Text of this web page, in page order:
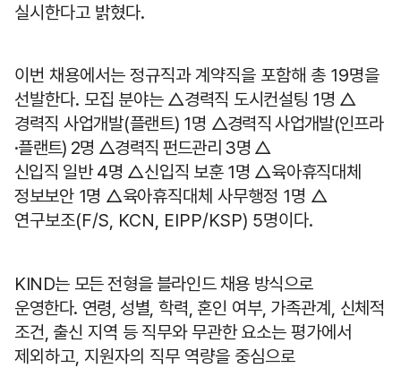
실시한다고 밝혔다.
이번 채용에서는 정규직과 계약직을 포함해 총 19명을
선발한다. 모집 분야는 △경력직 도시컨설팅 1명 △
경력직 사업개발(플랜트) 1명 △경력직 사업개발(인프라
·플랜트) 2명 △경력직 펀드관리 3명 △
신입직 일반 4명 △신입직 보훈 1명 △육아휴직대체
정보보안 1명 △육아휴직대체 사무행정 1명 △
연구보조(F/S, KCN, EIPP/KSP) 5명이다.
KIND는 모든 전형을 블라인드 채용 방식으로
운영한다. 연령, 성별, 학력, 혼인 여부, 가족관계, 신체적
조건, 출신 지역 등 직무와 무관한 요소는 평가에서
제외하고, 지원자의 직무 역량을 중심으로